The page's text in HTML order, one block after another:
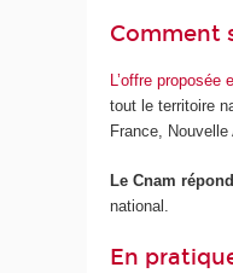
Comment
L’offre proposée
tout le territoire
France,
Le Cnam
national.
En